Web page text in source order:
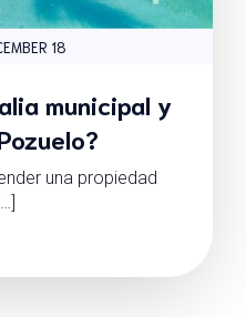
18
municipal y
una propiedad